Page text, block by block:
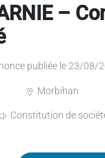
–
publiée le 23/08/
Morbihan
Constitution de